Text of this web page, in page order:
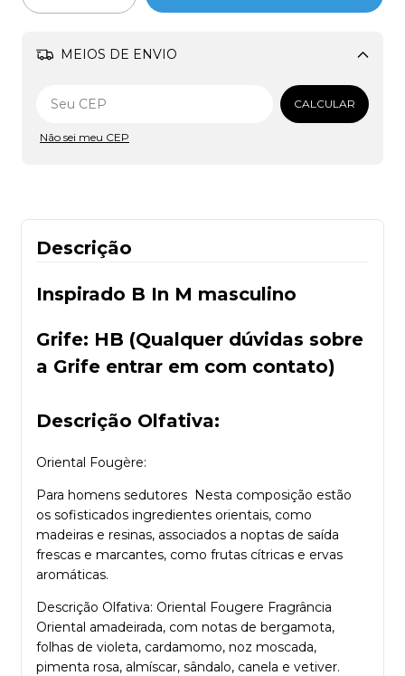
MEIOS DE ENVIO
Alterar CEP
CALCULAR
Não sei meu CEP
Descrição
Inspirado B In M masculino
Grife: HB (Qualquer dúvidas sobre
a Grife entrar em com contato)
Descrição Olfativa:
Oriental Fougère:
Para homens sedutores  Nesta composição estão
os sofisticados ingredientes orientais, como
madeiras e resinas, associados a noptas de saída
frescas e marcantes, como frutas cítricas e ervas
aromáticas.
Descrição Olfativa: Oriental Fougere Fragrância
Oriental amadeirada, com notas de bergamota,
folhas de violeta, cardamomo, noz moscada,
pimenta rosa, almíscar, sândalo, canela e vetiver.